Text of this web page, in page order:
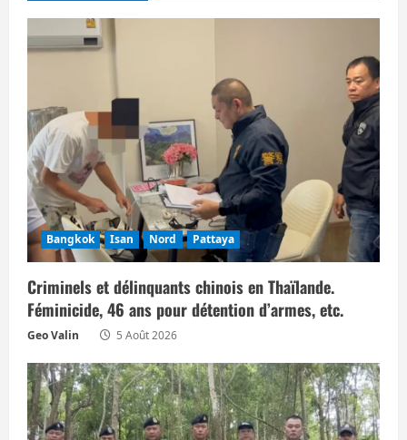
t
i
n
d
’
a
r
t
i
c
Bangkok Isan Nord Pattaya
Criminels et délinquants chinois en Thaïlande.
Féminicide, 46 ans pour détention d’armes, etc.
Geo Valin 5 Août 2026